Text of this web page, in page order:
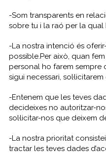
-Som transparents en
sobre tu i la raó per la qual
-La nostra intenció és
possible.Per això, quan
personal ho farem sempre
sigui necessari,
-Entenem que les teves
decideixes no autoritzar-
sol·licitar-nos que deixem
-La nostra prioritat
tractar les teves dades